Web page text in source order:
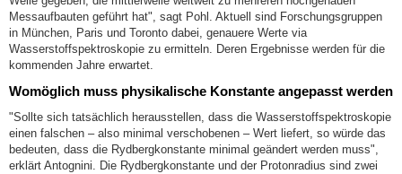
Messaufbauten geführt hat", sagt Pohl. Aktuell sind Forschungsgruppen
in München, Paris und Toronto dabei, genauere Werte via
Wasserstoffspektroskopie zu ermitteln. Deren Ergebnisse werden für die
kommenden Jahre erwartet.
Womöglich muss physikalische Konstante angepasst werden
"Sollte sich tatsächlich herausstellen, dass die Wasserstoffspektroskopie
einen falschen – also minimal verschobenen – Wert liefert, so würde das
bedeuten, dass die Rydbergkonstante minimal geändert werden muss",
erklärt Antognini. Die Rydbergkonstante und der Protonradius sind zwei